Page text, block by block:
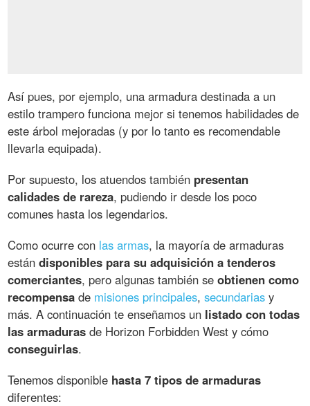
Así pues, por ejemplo, una armadura destinada a un
estilo trampero funciona mejor si tenemos habilidades de
este árbol mejoradas (y por lo tanto es recomendable
llevarla equipada).
Por supuesto, los atuendos también presentan
calidades de rareza, pudiendo ir desde los poco
comunes hasta los legendarios.
Como ocurre con las armas, la mayoría de armaduras
estándisponibles para su adquisición a tenderos
comerciantes, pero algunas también seobtienen como
recompensa de misiones principales,secundarias y
más. A continuación te enseñamos un listado con todas
las armaduras de Horizon Forbidden West y cómo
conseguirlas.
Tenemos disponible hasta 7 tipos de armaduras
diferentes: